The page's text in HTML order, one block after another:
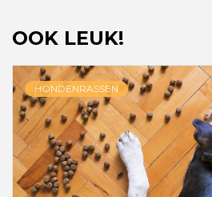
OOK LEUK!
HONDENRASSEN